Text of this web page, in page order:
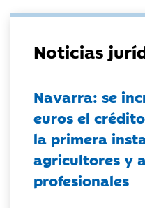
Noticias
Navarra: se
euros el
la primera
agricultores y
profesionales